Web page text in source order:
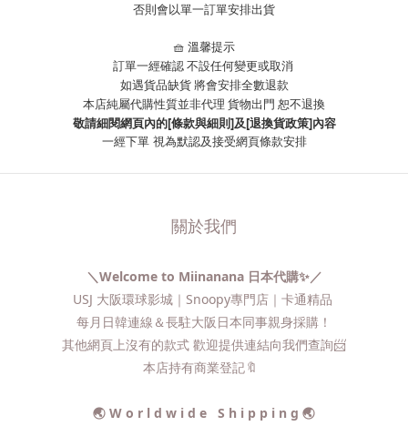
否則會以單一訂單安排出貨
🧺 溫馨提示
訂單一經確認 不設任何變更或取消
如遇貨品缺貨 將會安排全數退款
本店純屬代購性質並非代理 貨物出門 恕不退換
敬請細閱網頁內的[條款與細則]及[退換貨政策]內容
一經下單 視為默認及接受網頁條款安排
關於我們
＼Welcome to Miinanana 日本代購✨／
USJ 大阪環球影城｜Snoopy專門店｜卡通精品
每月日韓連線＆長駐大阪日本同事親身採購！
其他網頁上沒有的款式 歡迎提供連結向我們查詢📨​
本店持有商業登記🔖
🌏 W o r l d w i d e S h i p p i n g 🌏